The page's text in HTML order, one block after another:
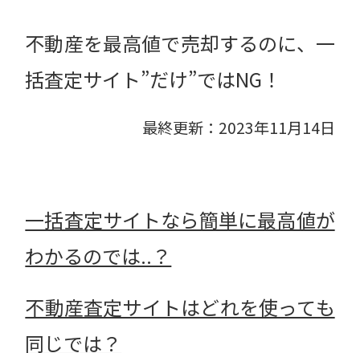
不動産を最高値で売却するのに、一
括査定サイト”だけ”ではNG！
最終更新：2023年11月14日
一括査定サイトなら簡単に最高値が
わかるのでは..？
不動産査定サイトはどれを使っても
同じでは？